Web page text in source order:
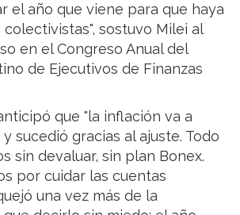
el año que viene para que haya
sostuvo Milei al
en el Congreso Anual del
de Ejecutivos de Finanzas
que "la inflación va a
sucedió gracias al ajuste. Todo
sin devaluar, sin plan Bonex.
por cuidar las cuentas
una vez más de la